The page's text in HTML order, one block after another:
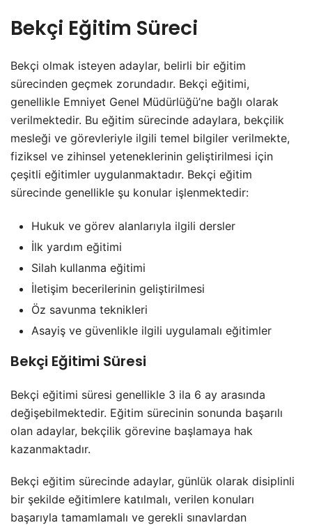
Bekçi Eğitim Süreci
Bekçi olmak isteyen adaylar, belirli bir eğitim
sürecinden geçmek zorundadır. Bekçi eğitimi,
genellikle Emniyet Genel Müdürlüğü’ne bağlı olarak
verilmektedir. Bu eğitim sürecinde adaylara, bekçilik
mesleği ve görevleriyle ilgili temel bilgiler verilmekte,
fiziksel ve zihinsel yeteneklerinin geliştirilmesi için
çeşitli eğitimler uygulanmaktadır. Bekçi eğitim
sürecinde genellikle şu konular işlenmektedir:
Hukuk ve görev alanlarıyla ilgili dersler
İlk yardım eğitimi
Silah kullanma eğitimi
İletişim becerilerinin geliştirilmesi
Öz savunma teknikleri
Asayiş ve güvenlikle ilgili uygulamalı eğitimler
Bekçi Eğitimi Süresi
Bekçi eğitimi süresi genellikle 3 ila 6 ay arasında
değişebilmektedir. Eğitim sürecinin sonunda başarılı
olan adaylar, bekçilik görevine başlamaya hak
kazanmaktadır.
Bekçi eğitim sürecinde adaylar, günlük olarak disiplinli
bir şekilde eğitimlere katılmalı, verilen konuları
başarıyla tamamlamalı ve gerekli sınavlardan